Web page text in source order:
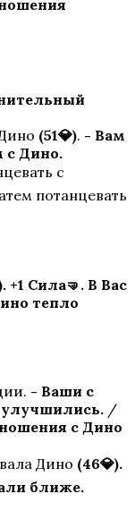
(51💎). - Вам
с Дино.
с
потанцевать
+1 Сила🤜. В Вас
тепло
- Ваши с
/
с Дино
Дино (46💎).
ближе.